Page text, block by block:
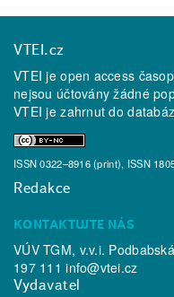
VTEI.cz
VTEI je open access
nejsou účtovány žádné
VTEI je zahrnut do
ISSN 0322–8916 (print), ISSN
Redakce
KONTAKTUJTE NÁS
VÚV TGM, v.v.i.
197 111info@vtei.cz
Vydavatel